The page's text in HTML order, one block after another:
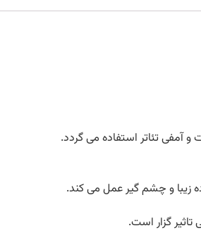
زیبا و چشم گیر عمل می کند.